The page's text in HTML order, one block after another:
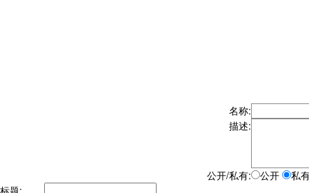
名称:
描述:
公开/私有: 公开
私
标题: